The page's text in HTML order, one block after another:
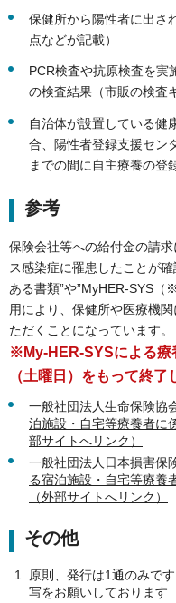
保健所から陽性者に出さ
点などが記載）
PCR検査や抗原検査を実
の検査結果（市販の検査
自治体が設置している健
合、陽性者登録支援セン
までの間に自主療養の登
参考
保険会社等への給付金の請
ス感染症に罹患したことが
ある書類”や”MyHER-SYS
用により、保健所や医療機
ただくことになっています。
※My-HER-SYSによる療
（土曜日）をもって終了
一般社団法人生命保険協
泊施設・自宅等療養者に
部サイトへリンク）
一般社団法人日本損害保
る宿泊施設・自宅等療養
（外部サイトへリンク）
その他
原則、発行は1通のみで
写をお願いしております